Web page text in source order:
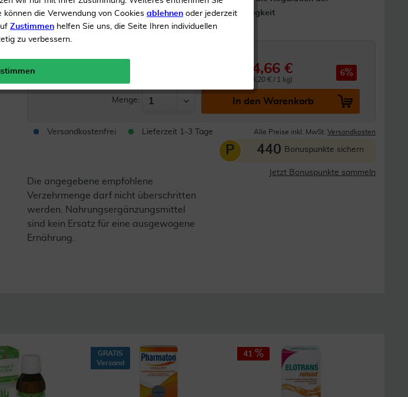
Hormontätigkeit
Vegan
44,66 €
0.05 kg (893,20 € / 1 kg)
6
Menge: In den Warenkorb
Versandkostenfrei Lieferzeit 1-3 Tage Alle Preise inkl. MwSt. Versandkosten
P 440 Bonuspunkte sichern
Jetzt Bonuspunkte sammeln
Die angegebene empfohlene
Verzehrmenge darf nicht überschritten
werden. Nahrungsergänzungsmittel
sind kein Ersatz für eine ausgewogene
Ernährung.
GRATIS
Versand
41
können die Verwendung von Cookies ablehnen oder jederzeit
Zustimmen helfen Sie uns, die Seite Ihren individuellen
zu verbessern.